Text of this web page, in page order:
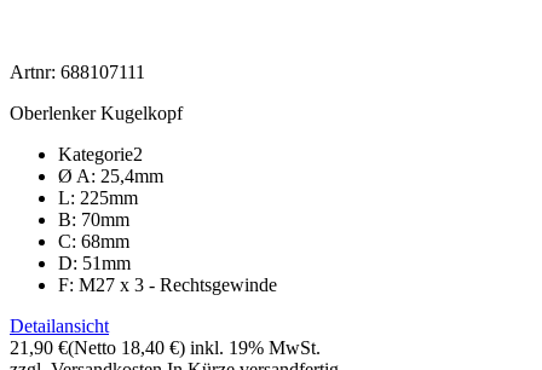
Artnr: 688107111
Oberlenker Kugelkopf
Kategorie2
Ø A: 25,4mm
L: 225mm
B: 70mm
C: 68mm
D: 51mm
F: M27 x 3 - Rechtsgewinde
Detailansicht
21,90 €(Netto 18,40 €) inkl. 19% MwSt.